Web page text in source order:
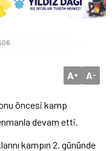
A+ A-
öncesi kamp
devam etti.
kampın 2. gününde